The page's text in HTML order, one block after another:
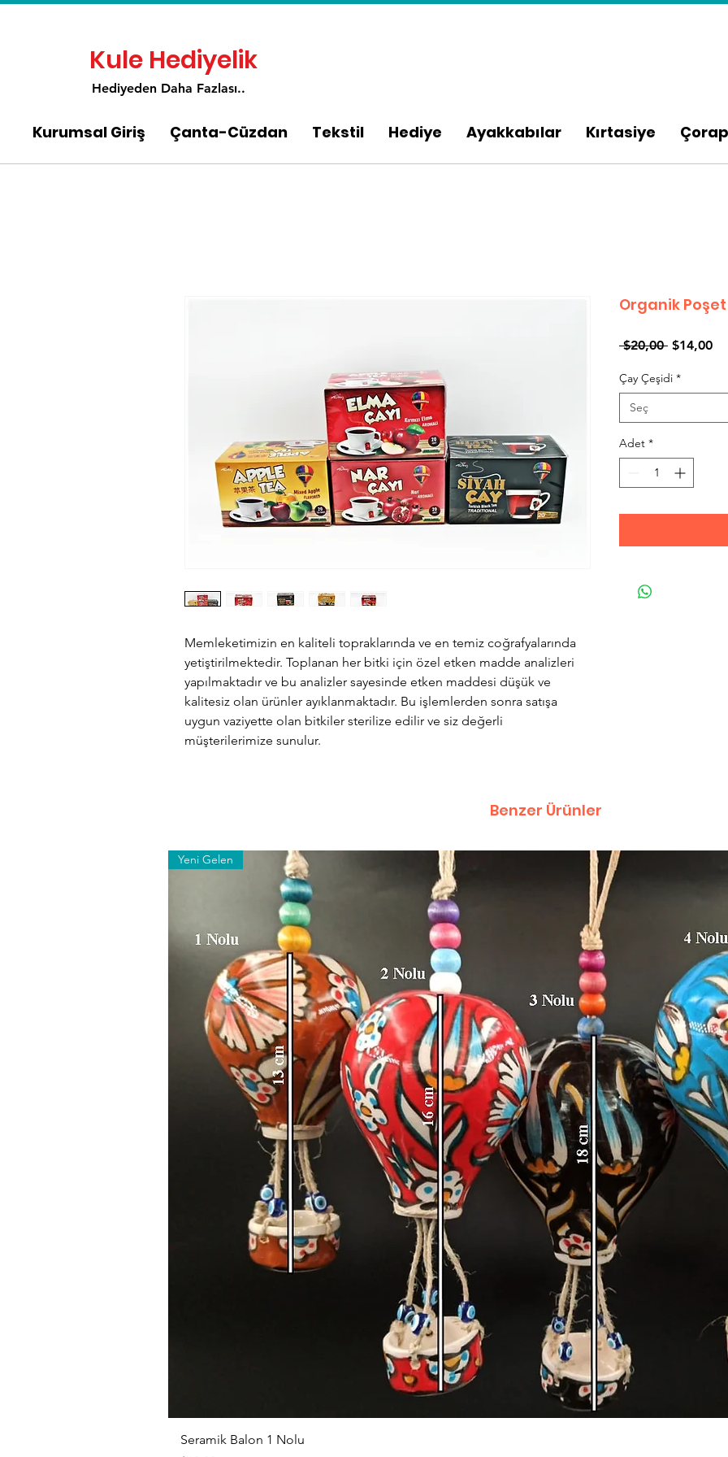
Kule Hediyelik
Hediyeden Daha Fazlası..
Kurumsal Giriş Çanta-Cüzdan Tekstil Hediye Ayakkabılar Kırtasiye Çorap
Memleketimizin en kaliteli topraklarında ve en temiz coğrafyalarında
yetiştirilmektedir. Toplanan her bitki için özel etken madde analizleri
yapılmaktadır ve bu analizler sayesinde etken maddesi düşük ve
kalitesiz olan ürünler ayıklanmaktadır. Bu işlemlerden sonra satışa
uygun vaziyette olan bitkiler sterilize edilir ve siz değerli
müşterilerimize sunulur.
Organik
$20,00 Normal
$14,00
Çay Çeşidi *
Seç
Adet *
Benzer Ürünler
Yeni Gelen
Seramik Balon 1 Nolu